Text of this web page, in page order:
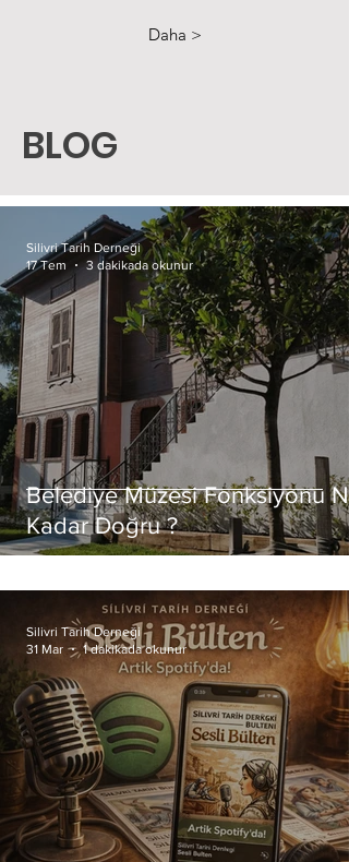
Daha >
BLOG
Belediye Müzesi Fonksiyonu Ne
Kadar Doğru ?
Silivri Tarih Derneği
17 Tem
3 dakikada okunur
Silivri Tarih Derneği
31 Mar
1 dakikada okunur